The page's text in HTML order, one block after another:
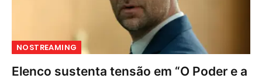
NOSTREAMING
Elenco sustenta tensão em “O Poder e a